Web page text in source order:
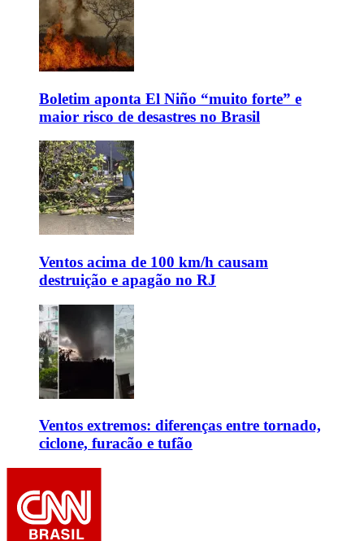
Boletim aponta El Niño “muito forte” e
maior risco de desastres no Brasil
Ventos acima de 100 km/h causam
destruição e apagão no RJ
Ventos extremos: diferenças entre tornado,
ciclone, furacão e tufão